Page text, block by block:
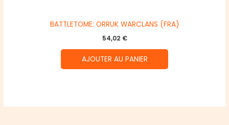
BATTLETOME: ORRUK WARCLANS (FRA)
54,02 €
AJOUTER AU PANIER